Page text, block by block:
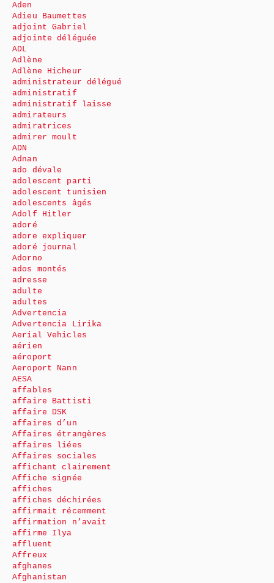
Aden
Adieu Baumettes
adjoint Gabriel
adjointe déléguée
ADL
Adlène
Adlène Hicheur
administrateur délégué
administratif
administratif laisse
admirateurs
admiratrices
admirer moult
ADN
Adnan
ado dévale
adolescent parti
adolescent tunisien
adolescents âgés
Adolf Hitler
adoré
adore expliquer
adoré journal
Adorno
ados montés
adresse
adulte
adultes
Advertencia
Advertencia Lirika
Aerial Vehicles
aérien
aéroport
Aeroport Nann
AESA
affables
affaire Battisti
affaire DSK
affaires d’un
Affaires étrangères
affaires liées
Affaires sociales
affichant clairement
Affiche signée
affiches
affiches déchirées
affirmait récemment
affirmation n’avait
affirme Ilya
affluent
Affreux
afghanes
Afghanistan